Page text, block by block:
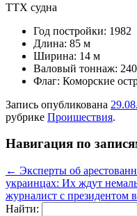
ТТХ судна
Год постройки: 1982
Длина: 85 м
Ширина: 14 м
Валовый тоннаж:
Флаг: Коморские
Запись опубликована
рубрике Проишествия.
Навигация по
← Эксперты об
украинцах: Их ждут
журналист с президентом
Найти: